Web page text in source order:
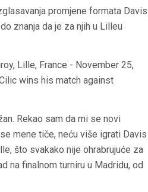
promjene formata Davis
znanja da je za njih u Lilleu
Rekao sam da mi se novi
mene tiče, neću više igrati Davis
što svakako nije ohrabrujuće za
na finalnom turniru u Madridu, od